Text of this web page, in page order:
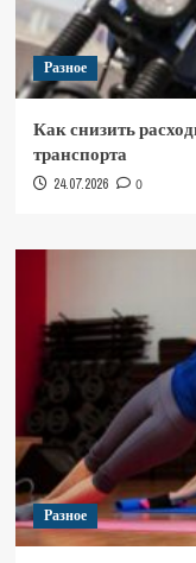
Разное
Как снизить
транспорта
24.07.2026 0
Разное